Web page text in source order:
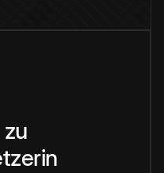
zu